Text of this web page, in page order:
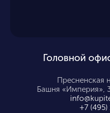
Головной
Пресненская
Башня «Империя»,
+7